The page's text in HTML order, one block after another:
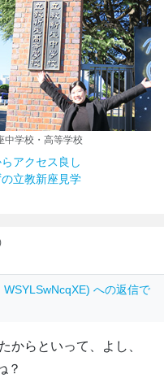
中学校・高等学校
アクセス良し
立教新座見学
WSYLSwNcqXE) への返信で
からといって、よし、
？